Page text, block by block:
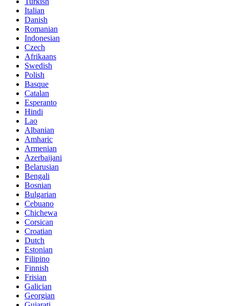
Italian
Danish
Romanian
Indonesian
Czech
Afrikaans
Swedish
Polish
Basque
Catalan
Esperanto
Hindi
Lao
Albanian
Amharic
Armenian
Azerbaijani
Belarusian
Bengali
Bosnian
Bulgarian
Cebuano
Chichewa
Corsican
Croatian
Dutch
Estonian
Filipino
Finnish
Frisian
Galician
Georgian